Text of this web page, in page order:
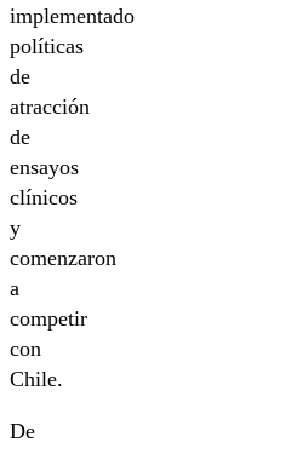
implementado
políticas
de
atracción
de
ensayos
clínicos
y
comenzaron
a
competir
con
Chile.
De